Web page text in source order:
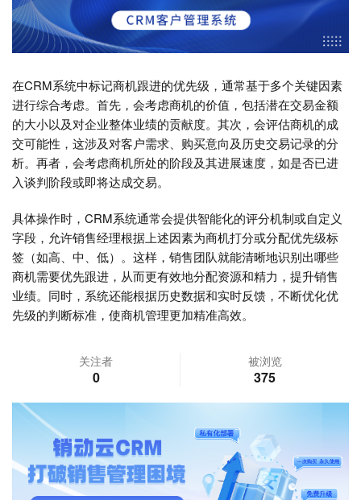
在CRM系统中标记商机跟进的优先级，通常基于多个关键因素
进行综合考虑。首先，会考虑商机的价值，包括潜在交易金额
的大小以及对企业整体业绩的贡献度。其次，会评估商机的成
交可能性，这涉及对客户需求、购买意向及历史交易记录的分
析。再者，会考虑商机所处的阶段及其进展速度，如是否已进
入谈判阶段或即将达成交易。
具体操作时，CRM系统通常会提供智能化的评分机制或自定义
字段，允许销售经理根据上述因素为商机打分或分配优先级标
签（如高、中、低）。这样，销售团队就能清晰地识别出哪些
商机需要优先跟进，从而更有效地分配资源和精力，提升销售
业绩。同时，系统还能根据历史数据和实时反馈，不断优化优
先级的判断标准，使商机管理更加精准高效。
关注者
0
被浏览
375